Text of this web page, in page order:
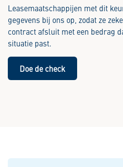
Leasemaatschappijen met dit
gegevens bij ons op, zodat ze
contract afsluit met een bedrag
situatie past.
Doe de check